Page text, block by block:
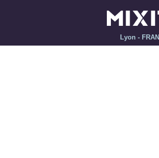
Lyon -